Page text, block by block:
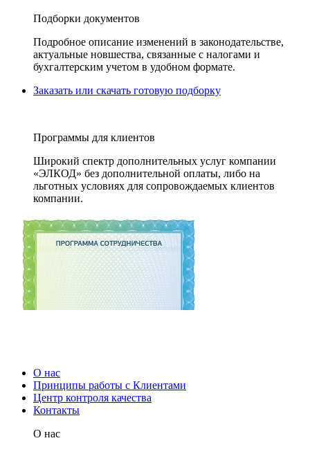
Подборки документов
Подробное описание изменений в законодательстве,
актуальные новшества, связанные с налогами и
бухгалтерским учетом в удобном формате.
Заказать или скачать готовую подборку
Программы для клиентов
Широкий спектр дополнительных услуг компании
«ЭЛКОД» без дополнительной оплаты, либо на
льготных условиях для сопровождаемых клиентов
компании.
О нас
Принципы работы с Клиентами
Центр контроля качества
Контакты
О нас